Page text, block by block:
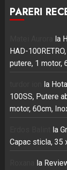
PARERI
la
HAD-
putere, 1 motor,
la
100SS, Putere
motor, 60cm,
la
Capac sticla, 35
la